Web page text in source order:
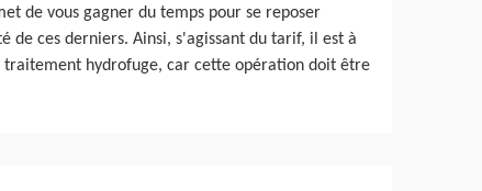
de vous gagner du temps pour se reposer
ces derniers. Ainsi, s'agissant du tarif, il est à
hydrofuge, car cette opération doit être